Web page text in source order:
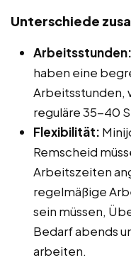
Unterschiede
Arbeitsstunden:
haben eine
Arbeitsstunden,
reguläre 35-40
Flexibilität:
Remscheid
Arbeitszeiten
regelmäßige
sein müssen,
Bedarf abends
arbeiten.